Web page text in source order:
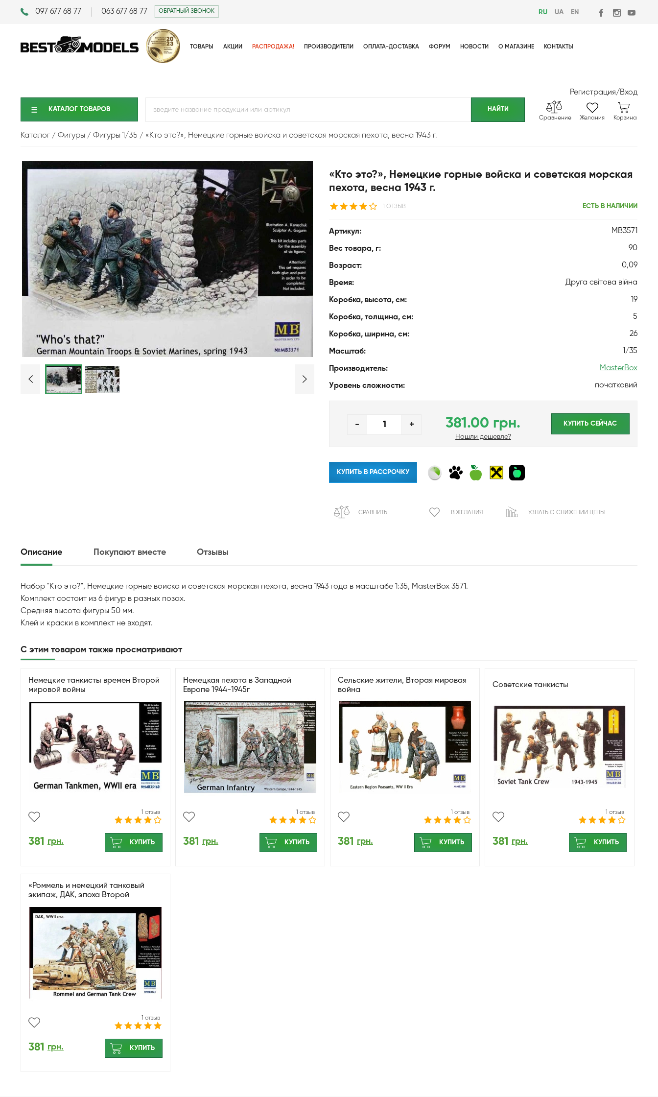
097 677 68 77 063 677 68 77 ОБРАТНЫЙ ЗВОНОК RU UA EN
ТОВАРЫ АКЦИИ РАСПРОДАЖА! ПРОИЗВОДИТЕЛИ ОПЛАТА-ДОСТАВКА ФОРУМ НОВОСТИ О МАГАЗИНЕ КОНТАКТЫ
Регистрация/Вход
КАТАЛОГ ТОВАРОВ
Сравнение Желания Корзина
Каталог Фигуры Фигуры 1/35 «Кто это?», Немецкие горные войска и советская морская пехота, весна 1943 г.
«Кто это?», Немецкие горные войска и советская морская
пехота, весна 1943 г.
1 ОТЗЫВ ЕСТЬ В НАЛИЧИИ
Артикул: MB3571
Вес товара, г: 90
Возраст: 0,09
Время: Друга світова війна
Коробка, высота, см: 19
Коробка, толщина, см: 5
Коробка, ширина, см: 26
Масштаб: 1/35
Производитель: MasterBox
Уровень сложности: початковий
- + 381.00 грн.
Нашли дешевле?
КУПИТЬ CЕЙЧАС
КУПИТЬ В РАССРОЧКУ
СРАВНИТЬ В ЖЕЛАНИЯ УЗНАТЬ О СНИЖЕНИИ ЦЕНЫ
Описание Покупают вместе Отзывы
Набор "Кто это?", Немецкие горные войска и советская морская пехота, весна 1943 года в масштабе 1:35, MasterBox 3571.
Комплект состоит из 6 фигур в разных позах.
Средняя высота фигуры 50 мм.
Клей и краски в комплект не входят.
С этим товаром также просматривают
Немецкие танкисты времен Второй
мировой войны
1 отзыв
381 грн. КУПИТЬ
Немецкая пехота в Западной
Европе 1944-1945г
1 отзыв
381 грн. КУПИТЬ
Сельские жители, Вторая мировая
война
1 отзыв
381 грн. КУПИТЬ
Советские танкисты
1 отзыв
381 грн. КУПИТЬ
«Роммель и немецкий танковый
экипаж, ДАК, эпоха Второй
1 отзыв
381 грн. КУПИТЬ